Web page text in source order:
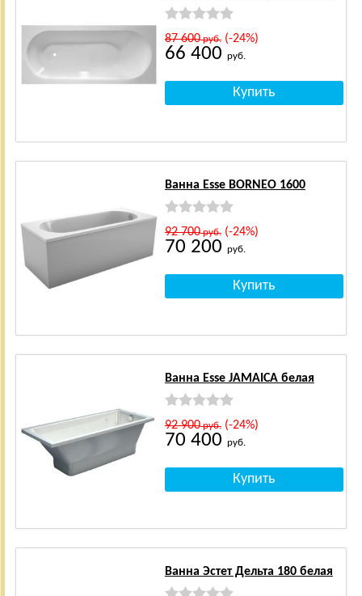
87 600руб.(-24%)
66 400 руб.
Ванна Esse BORNEO 1600
92 700руб.(-24%)
70 200 руб.
Ванна Esse JAMAICA белая
92 900руб.(-24%)
70 400 руб.
Ванна Эстет Дельта 180 белая